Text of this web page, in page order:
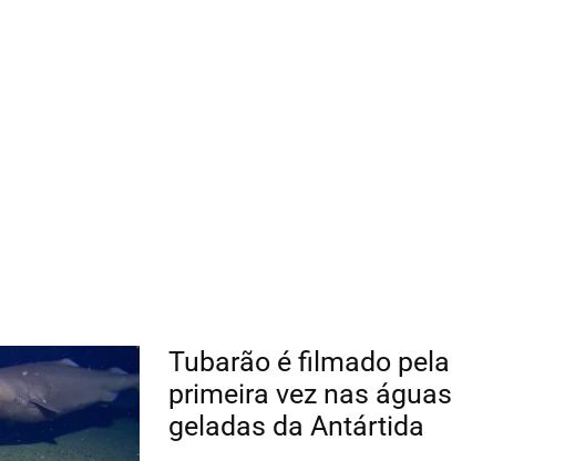
Tubarão é filmado pela
primeira vez nas águas
geladas da Antártida